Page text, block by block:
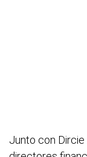
Junto con